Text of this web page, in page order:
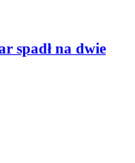
spadł na dwie